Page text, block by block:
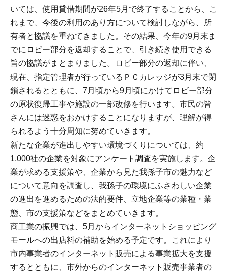
いては、使用貸借期間が26年5月で終了することから、こ
れまで、今後の利用のあり方について検討しながら、所
有者と協議を重ねてきました。その結果、今年の9月末ま
でにロビー部分を返却することで、引き続き使用できる
旨の協議がまとまりました。ロビー部分の返却に伴い、
現在、指定管理者が行っているＰＣカレッジが3月末で閉
鎖されるとともに、7月頃から9月頃にかけてロビー部分
の原状復帰工事や施設の一部改修を行います。市民の皆
さんには迷惑をおかけすることになりますが、理解が得
られるよう十分周知に努めていきます。
新たな企業が進出しやすい環境づくりについては、約
1,000社の企業を対象にアンケート調査を実施します。企
業が求める支援策や、企業から見た我孫子市の魅力など
について意向を調査し、我孫子の環境にふさわしい企業
の進出を進めるための法的要件、立地企業等の業種・業
態、市の支援策などをまとめていきます。
商工業の振興では、5月からインターネットショッピング
モールへの出店料の補助を始める予定です。これにより
市内事業者のインターネット販売による事業拡大を支援
するとともに、市外からのインターネット販売事業者の